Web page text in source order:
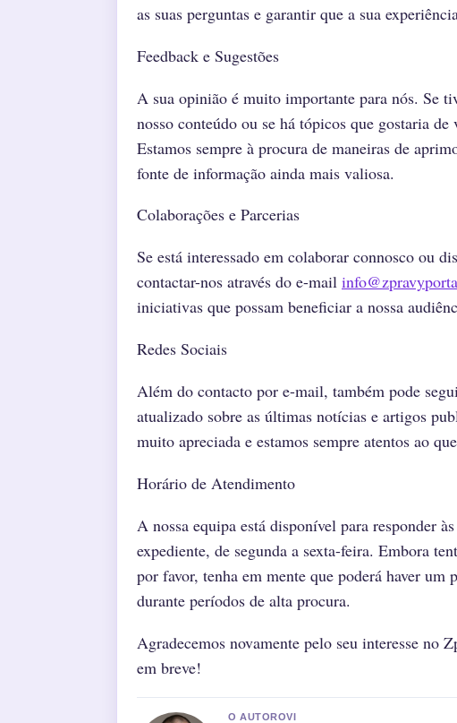
as suas perguntas e garantir que a sua
Feedback e Sugestões
A sua opinião é muito importante para nós. Se
nosso conteúdo ou se há tópicos que gostaria
Estamos sempre à procura de maneiras de
fonte de informação ainda mais valiosa.
Colaborações e Parcerias
Se está interessado em colaborar connosco ou
contactar-nos através do e-mail
iniciativas que possam beneficiar a nossa
Redes Sociais
Além do contacto por e-mail, também pode
atualizado sobre as últimas notícias e artigos
muito apreciada e estamos sempre atentos ao
Horário de Atendimento
A nossa equipa está disponível para responder
expediente, de segunda a sexta-feira. Embora
por favor, tenha em mente que poderá haver um
durante períodos de alta procura.
Agradecemos novamente pelo seu interesse no
em breve!
O AUTOROVI